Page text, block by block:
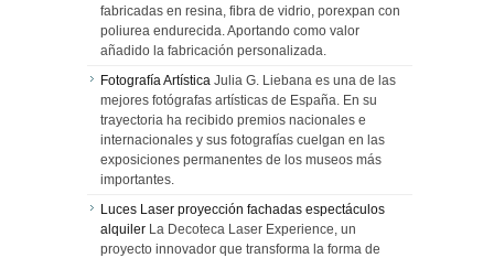
fabricadas en resina, fibra de vidrio, porexpan con
poliurea endurecida. Aportando como valor
añadido la fabricación personalizada.
Fotografía Artística Julia G. Liebana es una de las
mejores fotógrafas artísticas de España. En su
trayectoria ha recibido premios nacionales e
internacionales y sus fotografías cuelgan en las
exposiciones permanentes de los museos más
importantes.
Luces Laser proyección fachadas espectáculos
alquiler La Decoteca Laser Experience, un
proyecto innovador que transforma la forma de